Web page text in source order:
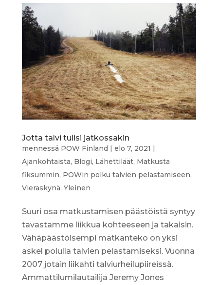
Jotta talvi tulisi jatkossakin
mennessä POW Finland | elo 7, 2021 |
Ajankohtaista, Blogi, Lähettiläät, Matkusta
fiksummin, POWin polku talvien pelastamiseen,
Vieraskynä, Yleinen
Suuri osa matkustamisen päästöistä syntyy
tavastamme liikkua kohteeseen ja takaisin.
Vähäpäästöisempi matkanteko on yksi
askel polulla talvien pelastamiseksi. Vuonna
2007 jotain liikahti talviurheilupiireissä.
Ammattilumilautailija Jeremy Jones